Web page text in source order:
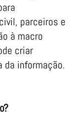
parceiros e
à macro
criar
da informação.